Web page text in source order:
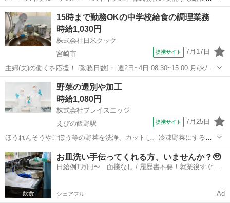
下処理・清掃・調理・洗浄・配缶等の調理補助業務をお願いします。
生徒たちに毎回美味しく温かい食事を提供できるよう、工夫を凝らし
た業務をお願いします。 子どもたちが...
宮崎 宮崎市 その他
15時まで勤務OKの中学校給食の調理業務
時給1,030円
株式会社日米クック
宮崎市
提携サイト 7月17日
主婦(夫)の働くを応援！ [勤務日数]： 週2日~4日 08:30~15:00 月/火/水/
木/金 などから選べます [勤務地・最寄駅]： 宮崎県宮崎市橘通西5-6-37
宮崎市立江平小学校（株式会社日米クック） 宮崎駅...
宮崎 宮崎市 その他
野菜の選別や加工
時給1,080円
株式会社プレイスエッジ
えびの飯野駅
提携サイト 7月25日
ほうれんそうやごぼう等の野菜を洗浄、カットし、冷凍野菜にする簡
単な お仕事です。 ◆むずかしいスキルや経験・知識などは必要ありま
せん！ ◆未経験でも丁寧に指導しますので安心です。 ◆モクモク系の
簡単作業ですので、人と接...
宮崎 えびの市 えびの飯野駅 キッチン
お皿洗い手伝ってくれる方、いませんか？🥹
日給例1万円〜 面接なし / 履歴書不要！就業後すぐに
シェアフル Ad